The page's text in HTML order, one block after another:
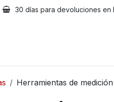
30 días para devoluciones en
Herramientas de medición